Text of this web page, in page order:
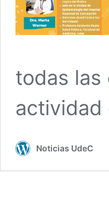
todas las
actividad
Noticias UdeC